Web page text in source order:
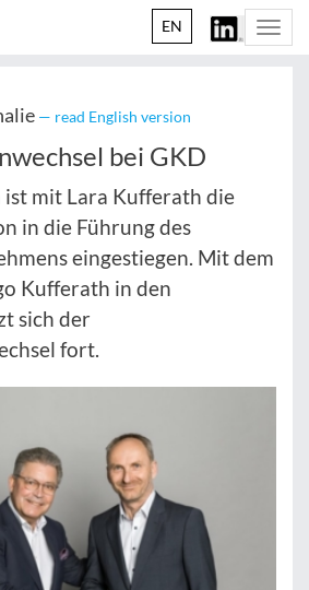
EN
— read English version
bei GKD
ist mit Lara Kufferath die
in die Führung des
eingestiegen. Mit dem
Kufferath in den
sich der
fort.